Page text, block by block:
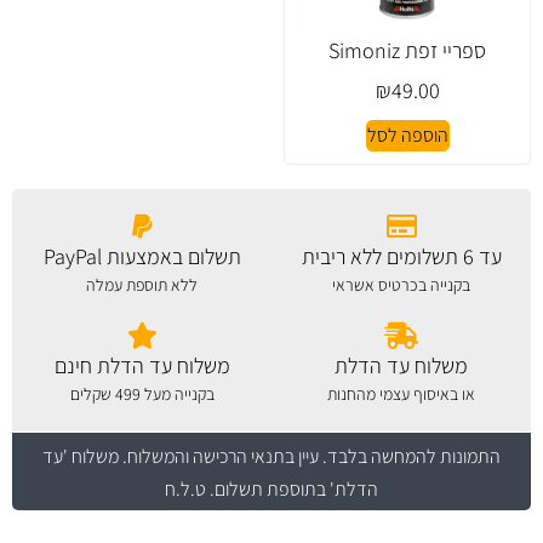
ספריי זפת Simoniz
₪49.00
הוספה לסל
עד 6 תשלומים ללא ריבית
בקנייה בכרטיס אשראי
תשלום באמצעות PayPal
ללא תוספת עמלה
משלוח עד הדלת
או באיסוף עצמי מהחנות
משלוח עד הדלת חינם
בקנייה מעל 499 שקלים
התמונות להמחשה בלבד.עיין בתנאי הרכישה והמשלוח. משלוח 'עד
הדלת' בתוספת תשלום. ט.ל.ח